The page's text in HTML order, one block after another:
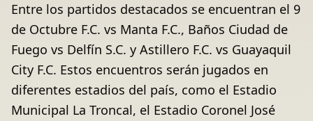
Entre los partidos destacados se encuentran el 9
de Octubre F.C. vs Manta F.C., Baños Ciudad de
Fuego vs Delfín S.C. y Astillero F.C. vs Guayaquil
City F.C. Estos encuentros serán jugados en
diferentes estadios del país, como el Estadio
Municipal La Troncal, el Estadio Coronel José